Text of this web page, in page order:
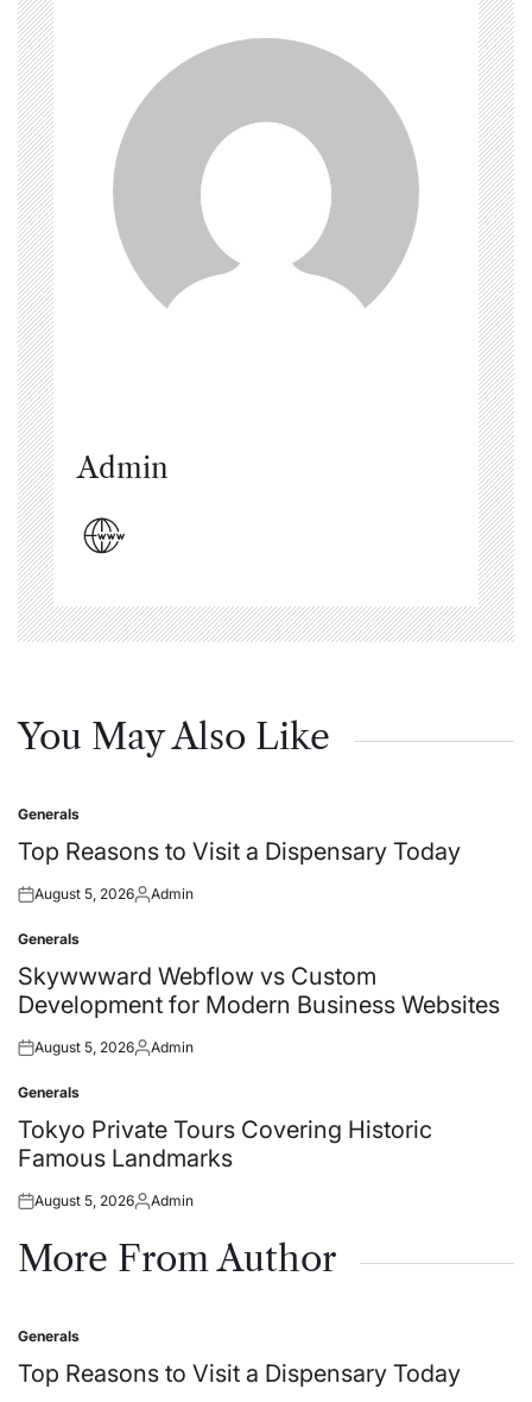
Admin
You May Also Like
Posted
in
Generals
Top Reasons to Visit a Dispensary Today
Posted
August 5, 2026Posted
Admin
Posted
in
Generals
Skywwward Webflow vs Custom
Development for Modern Business Websites
Posted
August 5, 2026Posted
Admin
Posted
in
Generals
Tokyo Private Tours Covering Historic
Famous Landmarks
Posted
August 5, 2026Posted
Admin
More From Author
Posted
in
Generals
Top Reasons to Visit a Dispensary Today